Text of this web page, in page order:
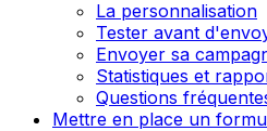
La personnalisation
Tester avant
Envoyer sa
Statistiques et
Questions
Mettre en place un